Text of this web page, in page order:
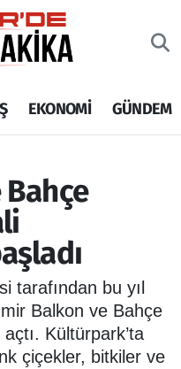
EKONOMİ GÜNDEM
tarafından bu yıl
Balkon ve Bahçe
Kültürpark’ta
çiçekler, bitkiler ve